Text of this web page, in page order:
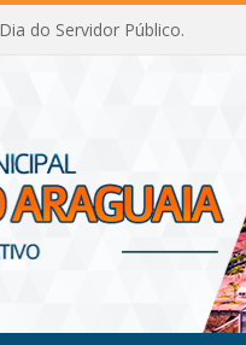
do Servidor Público.